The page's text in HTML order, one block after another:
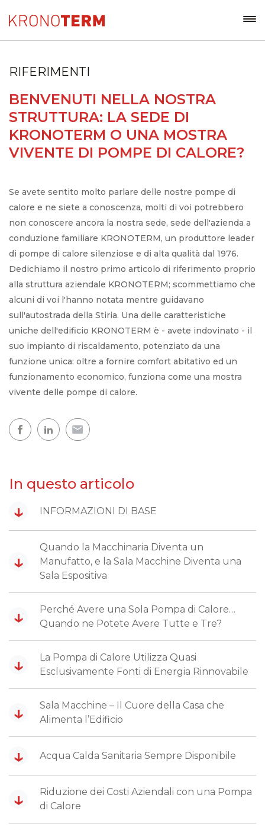
RIFERIMENTI
BENVENUTI NELLA NOSTRA
STRUTTURA: LA SEDE DI
KRONOTERM O UNA MOSTRA
VIVENTE DI POMPE DI CALORE?
Se avete sentito molto parlare delle nostre pompe di
calore e ne siete a conoscenza, molti di voi potrebbero
non conoscere ancora la nostra sede, sede dell'azienda a
conduzione familiare KRONOTERM, un produttore leader
di pompe di calore silenziose e di alta qualità dal 1976.
Dedichiamo il nostro primo articolo di riferimento proprio
alla struttura aziendale KRONOTERM; scommettiamo che
alcuni di voi l'hanno notata mentre guidavano
sull'autostrada della Stiria. Una delle caratteristiche
uniche dell'edificio KRONOTERM è - avete indovinato - il
suo impianto di riscaldamento, potenziato da una
funzione unica: oltre a fornire comfort abitativo ed un
funzionamento economico, funziona come una mostra
vivente delle pompe di calore.
In questo articolo
↓ INFORMAZIONI DI BASE
↓
Quando la Macchinaria Diventa un
Manufatto, e la Sala Macchine Diventa una
Sala Espositiva
↓
Perché Avere una Sola Pompa di Calore…
Quando ne Potete Avere Tutte e Tre?
↓
La Pompa di Calore Utilizza Quasi
Esclusivamente Fonti di Energia Rinnovabile
↓
Sala Macchine – Il Cuore della Casa che
Alimenta l’Edificio
↓ Acqua Calda Sanitaria Sempre Disponibile
↓
Riduzione dei Costi Aziendali con una Pompa
di Calore